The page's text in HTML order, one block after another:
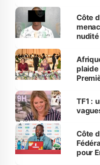
des
Côte
nudité
sur la
TF1 :
Côte
pour